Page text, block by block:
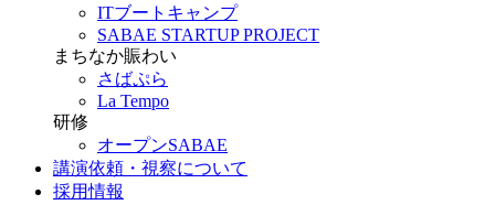
ITブートキャンプ
SABAE STARTUP PROJECT
まちなか賑わい
さばぷら
La Tempo
研修
オープンSABAE
講演依頼・視察について
採用情報